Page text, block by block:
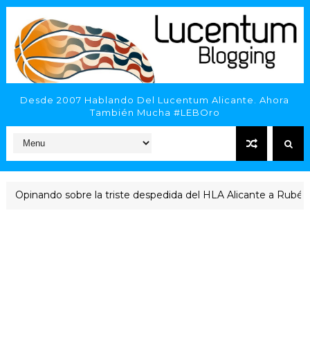
Desde 2007 Hablando Del Lucentum Alicante. Ahora
También Mucha #LEBOro
sobre la triste despedida del HLA Alicante a Rubén